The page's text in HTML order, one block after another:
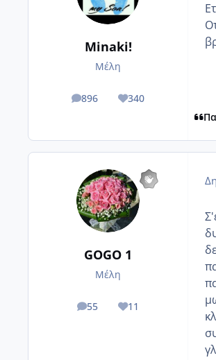
Minaki!
Μέλη
896
posts 340
Reputation
GOGO 1
Μέλη
55
posts 11
Reputation